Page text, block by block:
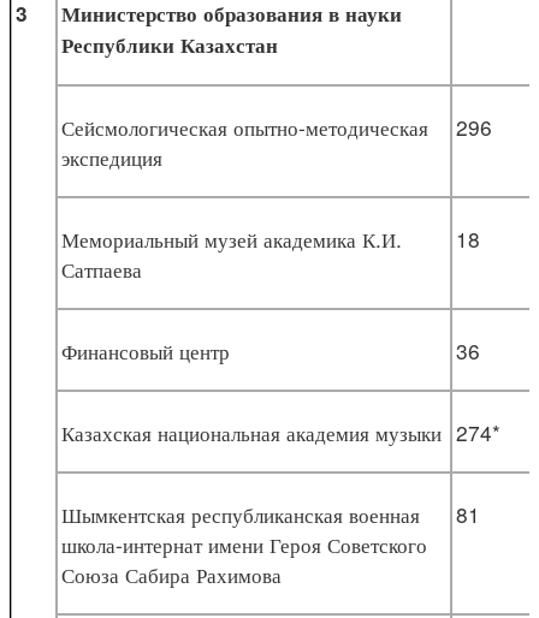
3
Министерство образования в науки
Республики Казахстан
Сейсмологическая опытно-методическая
экспедиция
296
Мемориальный музей академика К.И.
Сатпаева
18
Финансовый центр 36
Казахская национальная академия музыки 274*
Шымкентская республиканская военная
школа-интернат имени Героя Советского
Союза Сабира Рахимова
81